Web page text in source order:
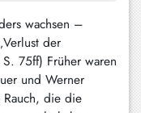
wachsen –
der
75ff) Früher waren
und Werner
Rauch, die die